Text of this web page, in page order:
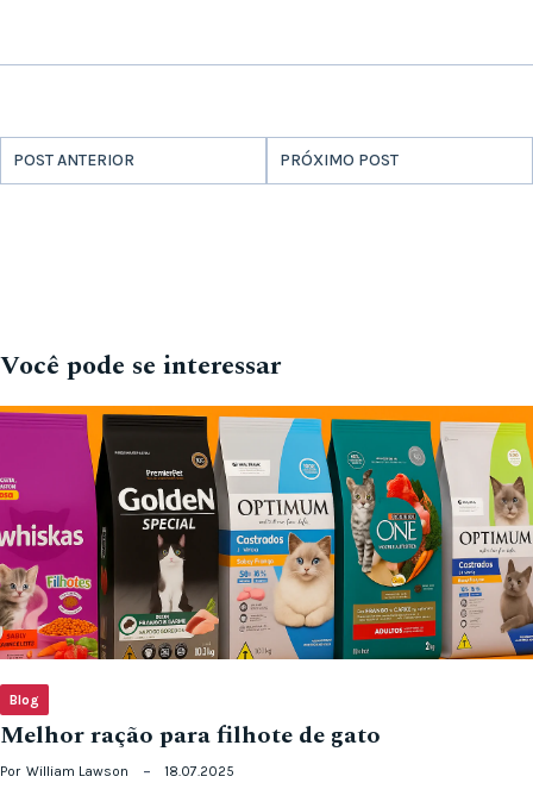
POST ANTERIOR PRÓXIMO POST
Você pode se interessar
Blog
Melhor ração para filhote de gato
Por William Lawson 18.07.2025